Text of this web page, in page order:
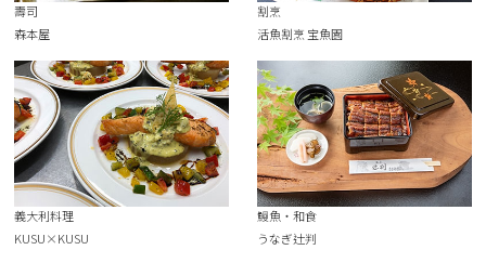
壽司
森本屋
割烹
活魚割烹 宝魚園
義大利料理
KUSU×KUSU
鰻魚・和食
うなぎ辻判